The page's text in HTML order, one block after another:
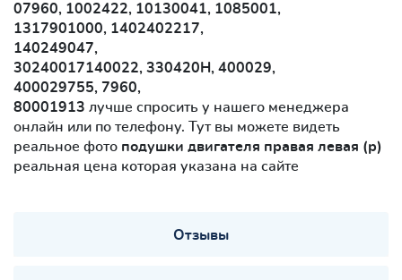
07960, 1002422, 10130041, 1085001,
1317901000, 1402402217,
140249047,
30240017140022, 330420H, 400029,
400029755, 7960,
80001913 лучше спросить у нашего менеджера
онлайн или по телефону. Тут вы можете видеть
реальное фото подушки двигателя правая левая (р)
реальная цена которая указана на сайте
Отзывы